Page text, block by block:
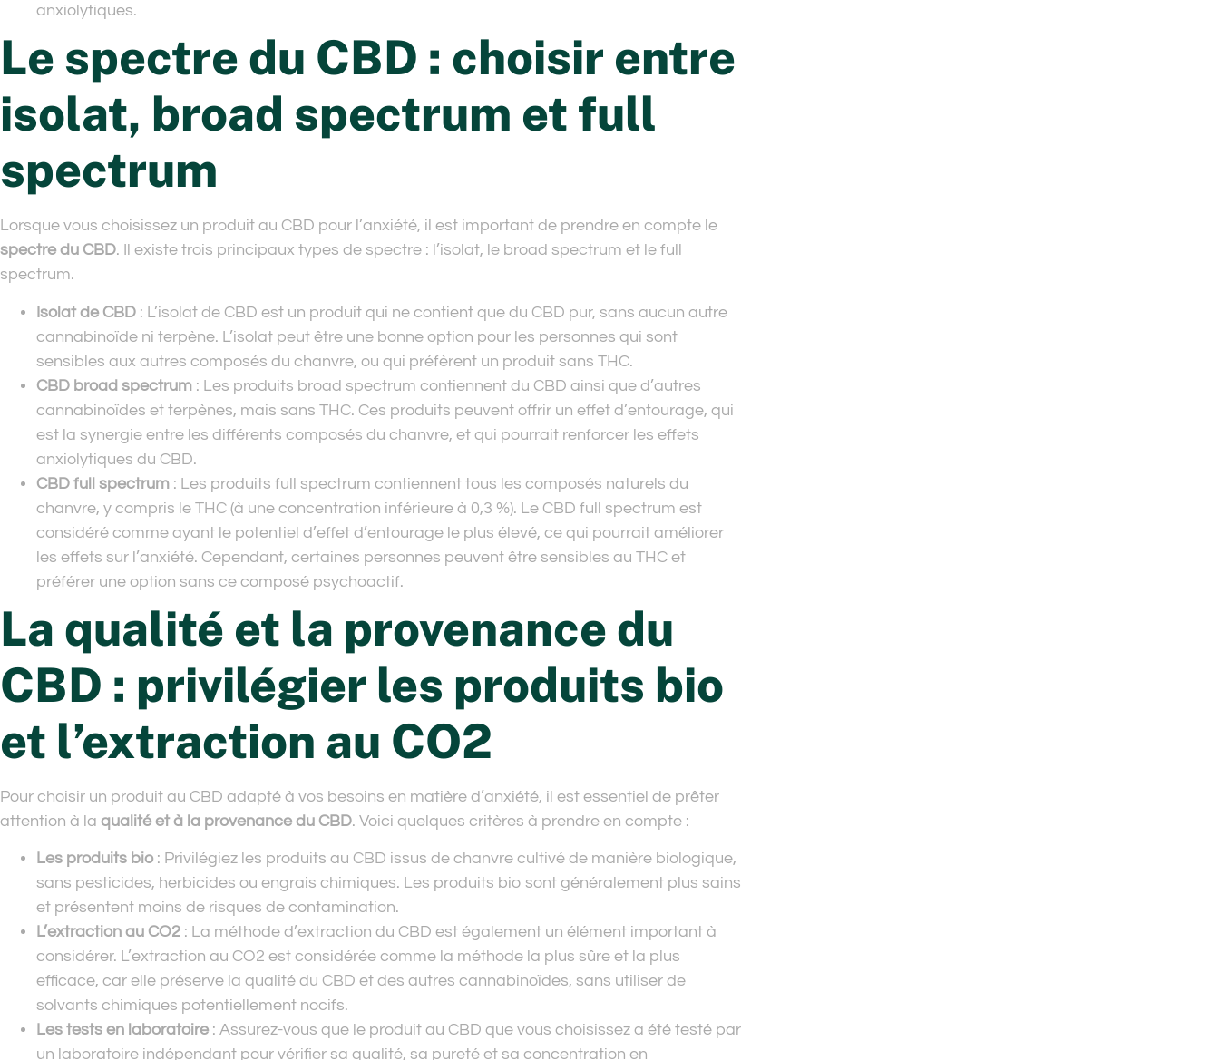
anxiolytiques.
Le spectre du CBD : choisir entre
isolat, broad spectrum et full
spectrum
Lorsque vous choisissez un produit au CBD pour l’anxiété, il est important de prendre en compte le
spectre du CBD. Il existe trois principaux types de spectre : l’isolat, le broad spectrum et le full
spectrum.
Isolat de CBD : L’isolat de CBD est un produit qui ne contient que du CBD pur, sans aucun autre
cannabinoïde ni terpène. L’isolat peut être une bonne option pour les personnes qui sont
sensibles aux autres composés du chanvre, ou qui préfèrent un produit sans THC.
CBD broad spectrum : Les produits broad spectrum contiennent du CBD ainsi que d’autres
cannabinoïdes et terpènes, mais sans THC. Ces produits peuvent offrir un effet d’entourage, qui
est la synergie entre les différents composés du chanvre, et qui pourrait renforcer les effets
anxiolytiques du CBD.
CBD full spectrum : Les produits full spectrum contiennent tous les composés naturels du
chanvre, y compris le THC (à une concentration inférieure à 0,3 %). Le CBD full spectrum est
considéré comme ayant le potentiel d’effet d’entourage le plus élevé, ce qui pourrait améliorer
les effets sur l’anxiété. Cependant, certaines personnes peuvent être sensibles au THC et
préférer une option sans ce composé psychoactif.
La qualité et la provenance du
CBD : privilégier les produits bio
et l’extraction au CO2
Pour choisir un produit au CBD adapté à vos besoins en matière d’anxiété, il est essentiel de prêter
attention à la qualité et à la provenance du CBD. Voici quelques critères à prendre en compte :
Les produits bio : Privilégiez les produits au CBD issus de chanvre cultivé de manière biologique,
sans pesticides, herbicides ou engrais chimiques. Les produits bio sont généralement plus sains
et présentent moins de risques de contamination.
L’extraction au CO2 : La méthode d’extraction du CBD est également un élément important à
considérer. L’extraction au CO2 est considérée comme la méthode la plus sûre et la plus
efficace, car elle préserve la qualité du CBD et des autres cannabinoïdes, sans utiliser de
solvants chimiques potentiellement nocifs.
Les tests en laboratoire: Assurez-vous que le produit au CBD que vous choisissez a été testé par
un laboratoire indépendant pour vérifier sa qualité, sa pureté et sa concentration en